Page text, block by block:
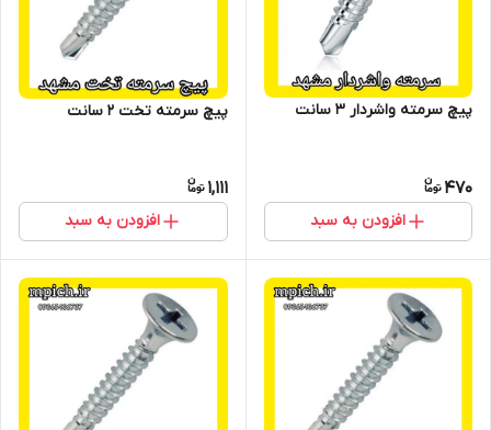
پیچ سرمته واشردار 3 سانت
470
افزودن به سبد
پیچ سرمته تخت 2 سانت
1,111
افزودن به سبد